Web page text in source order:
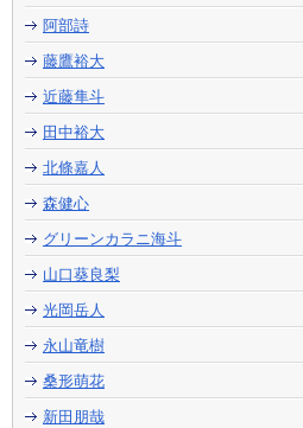
阿部詩
藤鷹裕大
近藤隼斗
田中裕大
北條嘉人
森健心
グリーンカラニ海斗
山口葵良梨
光岡岳人
永山竜樹
桑形萌花
新田朋哉